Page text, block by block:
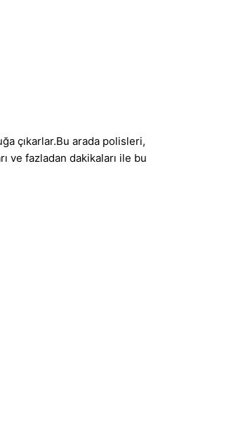
çıkarlar.Bu arada polisleri,
ve fazladan dakikaları ile bu